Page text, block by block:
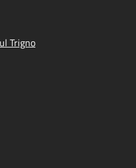
Trigno